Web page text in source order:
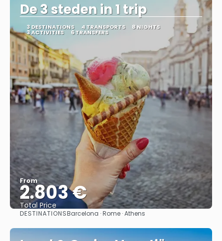
De 3 steden in 1 trip
3 DESTINATIONS 4 TRANSPORTS 8 NIGHTS
3 ACTIVITIES 6 TRANSFERS
From
2.803 €
Total Price
See
DESTINATIONSBarcelona · Rome · Athens